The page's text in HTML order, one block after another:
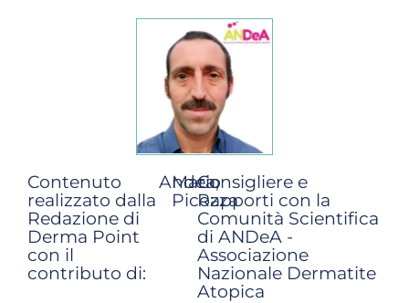
Contenuto
realizzato dalla
Redazione di
Derma Point
con il
contributo di:
Andea,
Mario
Picozza
Consigliere e
Rapporti con la
Comunità Scientifica
di ANDeA -
Associazione
Nazionale Dermatite
Atopica